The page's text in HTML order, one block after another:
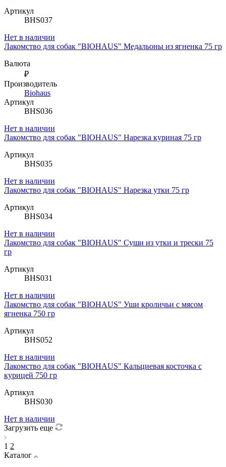
Артикул
BHS037
Нет в наличии
Лакомство для собак "BIOHAUS" Медальоны из ягненка 75 гр
Валюта
₽
Производитель
Biohaus
Артикул
BHS036
Нет в наличии
Лакомство для собак "BIOHAUS" Нарезка куриная 75 гр
Артикул
BHS035
Нет в наличии
Лакомство для собак "BIOHAUS" Нарезка утки 75 гр
Артикул
BHS034
Нет в наличии
Лакомство для собак "BIOHAUS" Суши из утки и трески 75
гр
Артикул
BHS031
Нет в наличии
Лакомство для собак "BIOHAUS" Уши кроличьи с мясом
ягненка 750 гр
Артикул
BHS052
Нет в наличии
Лакомство для собак "BIOHAUS" Кальциевая косточка с
курицей 750 гр
Артикул
BHS030
Нет в наличии
Загрузить еще
1 2
Каталог